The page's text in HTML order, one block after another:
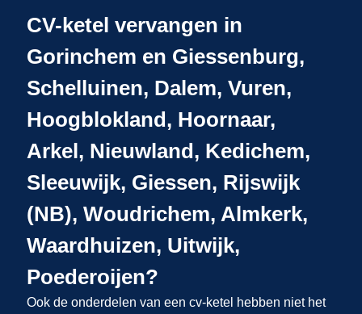
CV-ketel vervangen in
Gorinchem en Giessenburg,
Schelluinen, Dalem, Vuren,
Hoogblokland, Hoornaar,
Arkel, Nieuwland, Kedichem,
Sleeuwijk, Giessen, Rijswijk
(NB), Woudrichem, Almkerk,
Waardhuizen, Uitwijk,
Poederoijen?
Ook de onderdelen van een cv-ketel hebben niet het